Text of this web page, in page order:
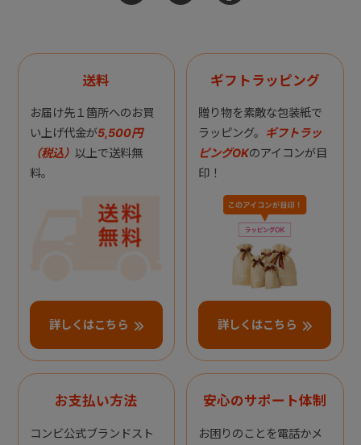
送料
お届け先１箇所へのお買
い上げ代金が5,500円
（税込） 以上で送料無
料。
詳しくはこちら
ギフトラッピング
贈り物を素敵な包装紙で
ラッピング。 ギフトラッ
ピングOKのアイコンが目
印！
詳しくはこちら
お支払い方法
コンビ公式ブランドスト
安心のサポート体制
お困りのことを電話かメ